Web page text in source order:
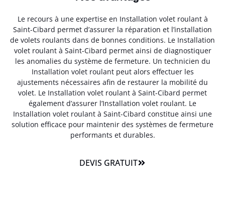
Le recours à une expertise en Installation volet roulant à
Saint-Cibard permet d’assurer la réparation et l’installation
de volets roulants dans de bonnes conditions. Le Installation
volet roulant à Saint-Cibard permet ainsi de diagnostiquer
les anomalies du système de fermeture. Un technicien du
Installation volet roulant peut alors effectuer les
ajustements nécessaires afin de restaurer la mobilité du
volet. Le Installation volet roulant à Saint-Cibard permet
également d’assurer l’Installation volet roulant. Le
Installation volet roulant à Saint-Cibard constitue ainsi une
solution efficace pour maintenir des systèmes de fermeture
performants et durables.
DEVIS GRATUIT